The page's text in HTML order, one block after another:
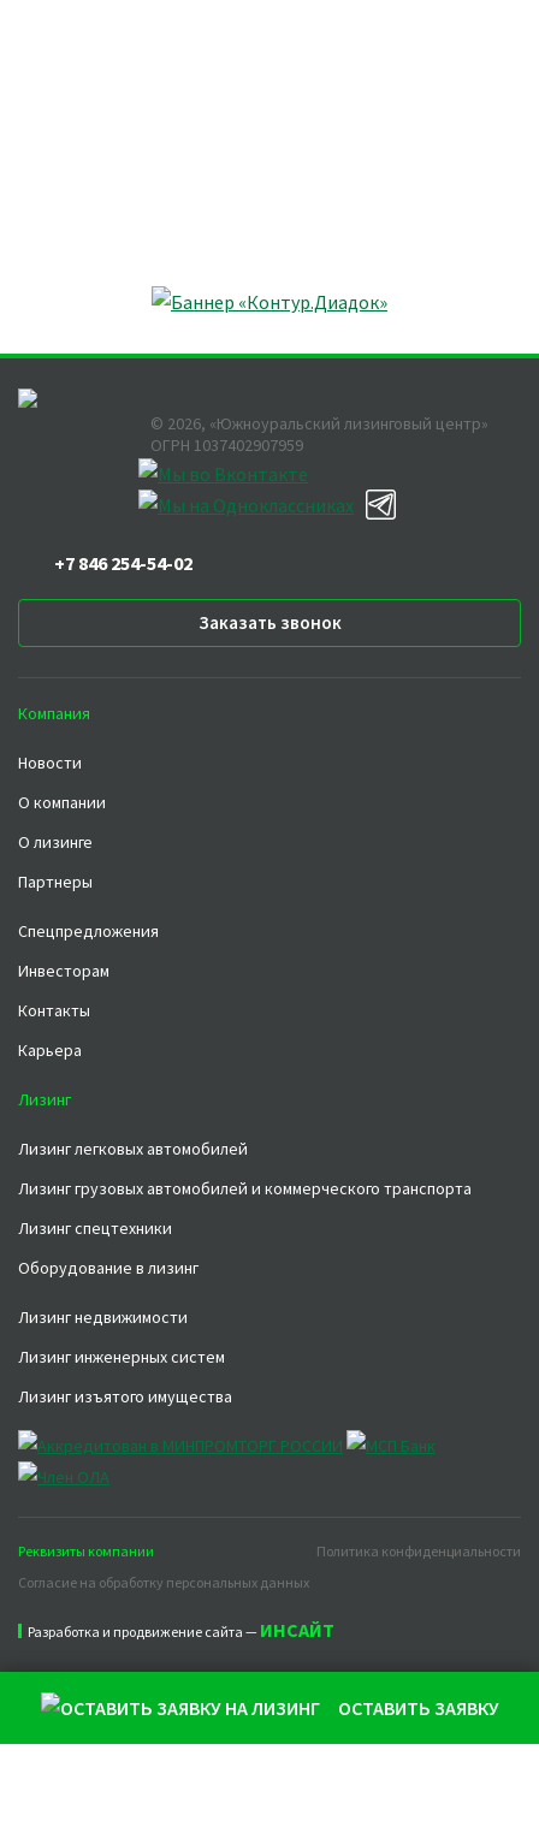
© 2026, «Южноуральский лизинговый центр»
ОГРН 1037402907959
+7 846 254-54-02
Заказать звонок
Компания
Новости
О компании
О лизинге
Партнеры
Спецпредложения
Инвесторам
Контакты
Карьера
Лизинг
Лизинг легковых автомобилей
Лизинг грузовых автомобилей и коммерческого транспорта
Лизинг спецтехники
Оборудование в лизинг
Лизинг недвижимости
Лизинг инженерных систем
Лизинг изъятого имущества
Реквизиты компании
Политика конфиденциальности
Согласие на обработку персональных данных
Разработка и продвижение сайта — ИНСАЙТ
ОСТАВИТЬ ЗАЯВКУ